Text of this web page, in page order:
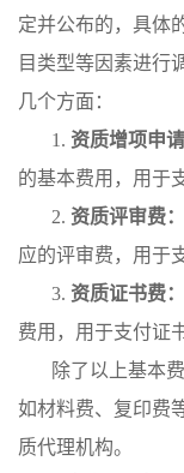
定并公布的，具体
目类型等因素进行
几个方面：
1. 资质增项申请
的基本费用，用于
2. 资质评审费：
应的评审费，用于
3. 资质证书费：
费用，用于支付证
除了以上基本
如材料费、复印费
质代理机构。